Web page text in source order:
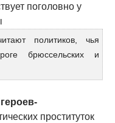
поголовно у
политиков, чья
брюссельских и
проституток